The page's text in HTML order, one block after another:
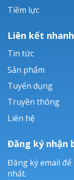
Tiềm lực
Liên kết nhanh
Tin tức
Sản phẩm
Tuyển dụng
Truyền thông
Liên hệ
Đăng ký nhận
Đăng ký email
nhất.